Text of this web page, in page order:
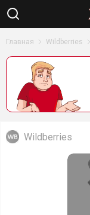
Главная Wildberries
Wildberries